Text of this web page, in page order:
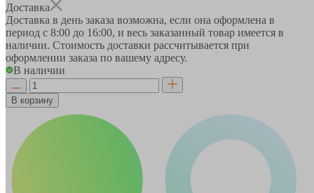
Доставка
Доставка в день заказа возможна, если она оформлена в
период с 8:00 до 16:00, и весь заказанный товар имеется в
наличии. Стоимость доставки рассчитывается при
оформлении заказа по вашему адресу.
В наличии
В корзину